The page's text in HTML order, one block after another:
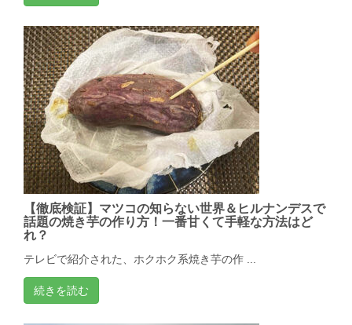
【徹底検証】マツコの知らない世界＆ヒルナンデスで
話題の焼き芋の作り方！一番甘くて手軽な方法はど
れ？
テレビで紹介された、ホクホク系焼き芋の作 ...
続きを読む